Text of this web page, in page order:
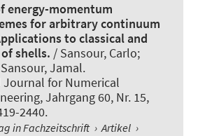
energy-momentum
for arbitrary continuum
to classical and
shells. / Sansour, Carlo;
Jamal.
for Numerical
, Jahrgang 60, Nr. 15,
2440.
in Fachzeitschrift › Artikel ›